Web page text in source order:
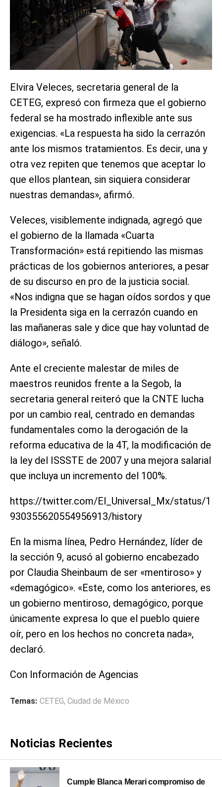
Elvira Veleces, secretaria general de la
CETEG, expresó con firmeza que el gobierno
federal se ha mostrado inflexible ante sus
exigencias. «La respuesta ha sido la cerrazón
ante los mismos tratamientos. Es decir, una y
otra vez repiten que tenemos que aceptar lo
que ellos plantean, sin siquiera considerar
nuestras demandas», afirmó.
Veleces, visiblemente indignada, agregó que
el gobierno de la llamada «Cuarta
Transformación» está repitiendo las mismas
prácticas de los gobiernos anteriores, a pesar
de su discurso en pro de la justicia social.
«Nos indigna que se hagan oídos sordos y que
la Presidenta siga en la cerrazón cuando en
las mañaneras sale y dice que hay voluntad de
diálogo», señaló.
Ante el creciente malestar de miles de
maestros reunidos frente a la Segob, la
secretaria general reiteró que la CNTE lucha
por un cambio real, centrado en demandas
fundamentales como la derogación de la
reforma educativa de la 4T, la modificación de
la ley del ISSSTE de 2007 y una mejora salarial
que incluya un incremento del 100%.
https://twitter.com/El_Universal_Mx/status/1
930355620554956913/history
En la misma línea, Pedro Hernández, líder de
la sección 9, acusó al gobierno encabezado
por Claudia Sheinbaum de ser «mentiroso» y
«demagógico». «Este, como los anteriores, es
un gobierno mentiroso, demagógico, porque
únicamente expresa lo que el pueblo quiere
oír, pero en los hechos no concreta nada»,
declaró.
Con Información de Agencias
Temas: CETEG, Ciudad de México
Noticias Recientes
Cumple Blanca Merari compromiso de